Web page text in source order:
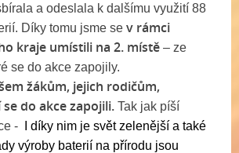
a odeslala k dalšímu využití 88
Díky tomu jsme se v rámci
kraje umístili na 2. místě – ze
se do akce zapojily.
žákům, jejich rodičům,
do akce zapojili. Tak jak píší
-
I díky nim je svět zelenější a také
výroby baterií na přírodu jsou